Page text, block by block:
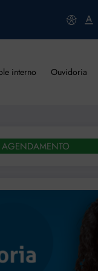
interno Ouvidoria
AGENDAMENTO